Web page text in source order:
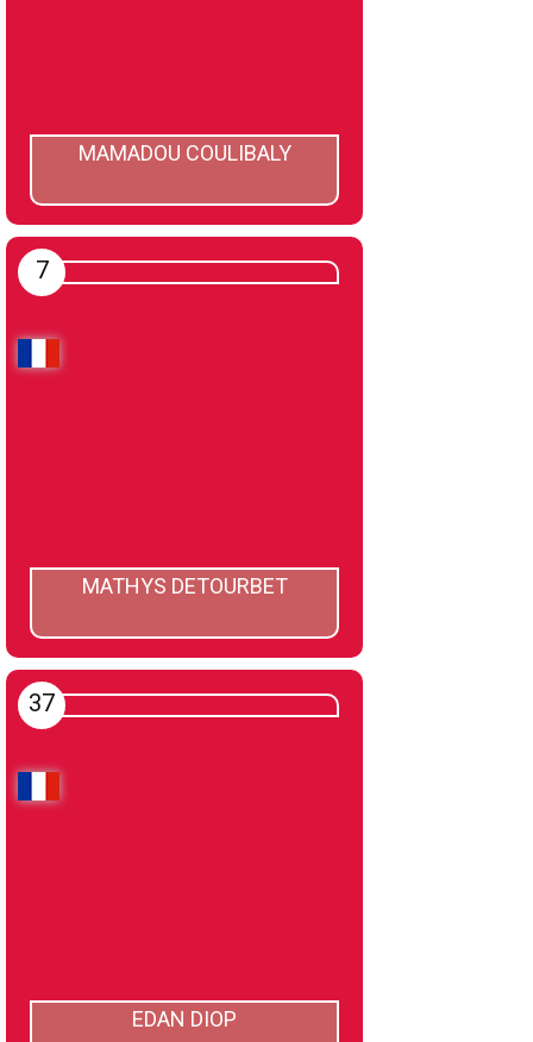
MAMADOU COULIBALY
7
MATHYS DETOURBET
37
EDAN DIOP